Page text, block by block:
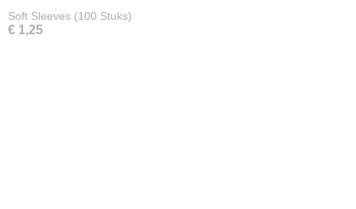
Soft Sleeves (100 Stuks)
€ 1,25